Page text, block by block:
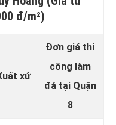
đ/m²)
xứ
Đơn giá thi
công làm
đá tại Quận
8